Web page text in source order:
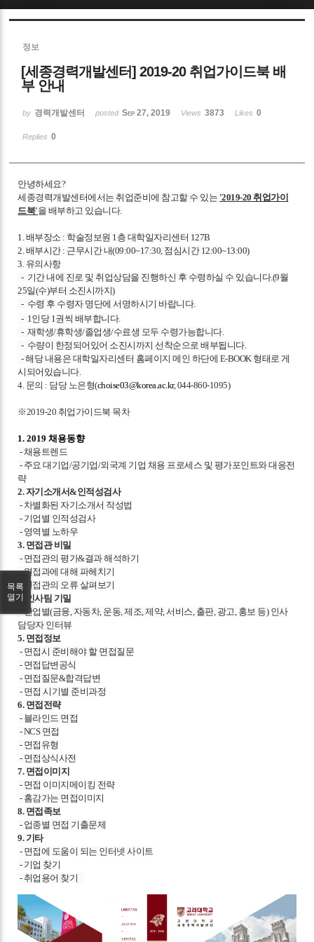
정보
[세종경력개발센터] 2019-20 취업가이드북 배
부 안내
by 경력개발센터 posted Sep 27, 2019 Views 3873 Likes 0
Replies 0
안녕하세요?
세종경력개발센터에서는 취업준비에 참고할 수 있는 '2019-20 취업가이
드북'을 배부하고 있습니다.
1. 배부장소 : 학술정보원 1층 대학일자리센터 127B
2. 배부시간 : 근무시간 내(09:00~17:30, 점심시간 12:00~13:00)
3. 유의사항
- 기간 내에 진로 및 취업상담을 진행하신 후 수령하실 수 있습니다.(9월
25일(수)부터 소진시까지)
- 수령 후 수령자 명단에 서명하시기 바랍니다.
- 1 인당 1권씩 배부합니다.
- 재학생/휴학생/졸업생/수료생 모두 수령가능합니다.
- 수량이 한정되어있어 소진시까지 선착순으로 배부됩니다.
- 해당 내용은 대학일자리센터 홈페이지 메인 하단에 E-BOOK 형태로 게
시되어있습니다.
4. 문의 : 담당 노은형(choise03@korea.ac.kr, 044-860-1095)
※2019-20 취업가이드북 목차
1. 2019 채용동향
- 채용트렌드
- 주요 대기업/공기업/외국계 기업 채용 프로세스 및 평가포인트와 대응전
략
2. 자기소개서&인적성검사
- 차별화된 자기소개서 작성법
- 기업별 인적성검사
- 영역별 노하우
3. 면접관 비밀
- 면접관의 평가&결과 해석하기
- 면접과에 대해 파헤치기
- 면접관의 오류 살펴보기
4. 인사팀 기밀
- 산업별(금융, 자동차, 운동, 제조, 제약, 서비스, 출판, 광고, 홍보 등) 인사
담당자 인터뷰
5. 면접정보
- 면접시 준비해야 할 면접질문
- 면접답변공식
- 면접질문&합격답변
- 면접 시기별 준비과정
6. 면접전략
- 블라인드 면접
- NCS 면접
- 면접유형
- 면접상식사전
7. 면접이미지
- 면접 이미지메이킹 전략
- 홈감가는 면접이미지
8. 면접족보
- 업종별 면접 기출문제
9. 기타
- 면접에 도움이 되는 인터넷 사이트
- 기업 찾기
- 취업용어 찾기
목록
열기
Sketchbook5, 스케치북5
Sketchbook5, 스케치북5